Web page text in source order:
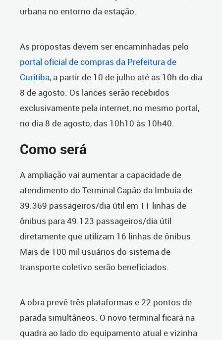
urbana no entorno da estação.
As propostas devem ser encaminhadas pelo
portal oficial de compras da Prefeitura de
Curitiba, a partir de 10 de julho até as 10h do dia
8 de agosto. Os lances serão recebidos
exclusivamente pela internet, no mesmo portal,
no dia 8 de agosto, das 10h10 às 10h40.
Como será
A ampliação vai aumentar a capacidade de
atendimento do Terminal Capão da Imbuia de
39.369 passageiros/dia útil em 11 linhas de
ônibus para 49.123 passageiros/dia útil
diretamente que utilizam 16 linhas de ônibus.
Mais de 100 mil usuários do sistema de
transporte coletivo serão beneficiados.
A obra prevê três plataformas e 22 pontos de
parada simultâneos. O novo terminal ficará na
quadra ao lado do equipamento atual e vizinha